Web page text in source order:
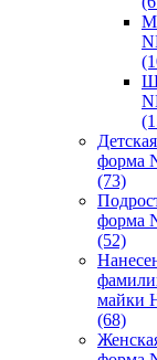
Детская
форма
(73)
форма
(52)
майки
(68)